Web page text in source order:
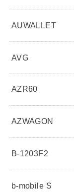
AUWALLET
AVG
AZR60
AZWAGON
B-1203F2
b-mobile S